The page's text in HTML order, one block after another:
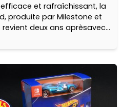
et rafraîchissant, la
produite par Milestone et
deux ans aprèsavec
: Turbocharged...